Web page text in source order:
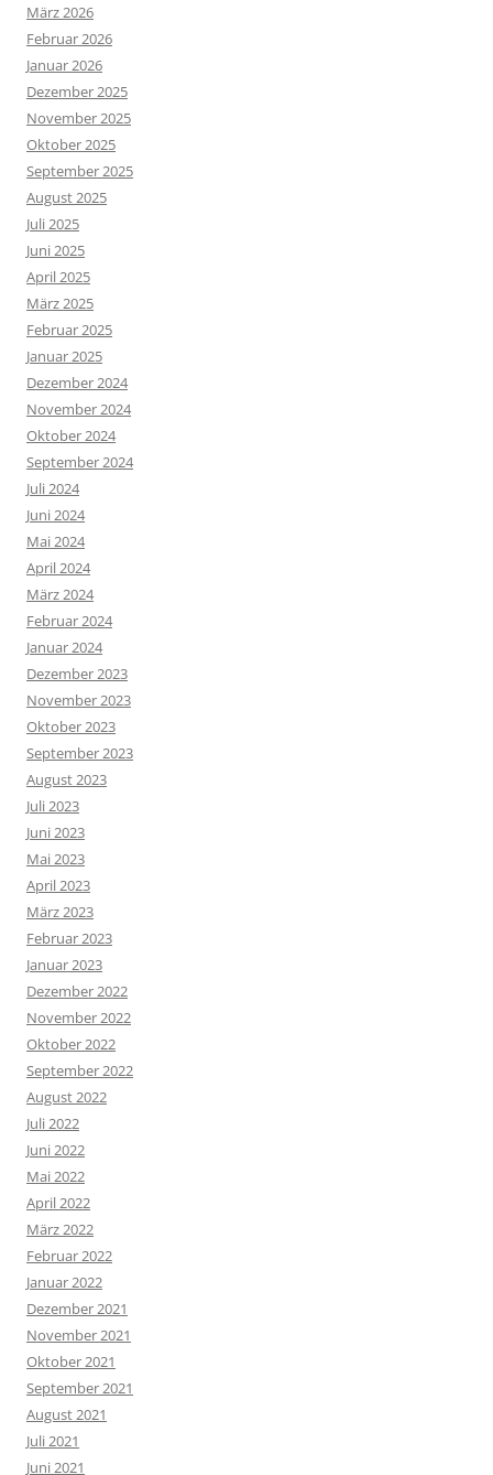
März 2026
Februar 2026
Januar 2026
Dezember 2025
November 2025
Oktober 2025
September 2025
August 2025
Juli 2025
Juni 2025
April 2025
März 2025
Februar 2025
Januar 2025
Dezember 2024
November 2024
Oktober 2024
September 2024
Juli 2024
Juni 2024
Mai 2024
April 2024
März 2024
Februar 2024
Januar 2024
Dezember 2023
November 2023
Oktober 2023
September 2023
August 2023
Juli 2023
Juni 2023
Mai 2023
April 2023
März 2023
Februar 2023
Januar 2023
Dezember 2022
November 2022
Oktober 2022
September 2022
August 2022
Juli 2022
Juni 2022
Mai 2022
April 2022
März 2022
Februar 2022
Januar 2022
Dezember 2021
November 2021
Oktober 2021
September 2021
August 2021
Juli 2021
Juni 2021